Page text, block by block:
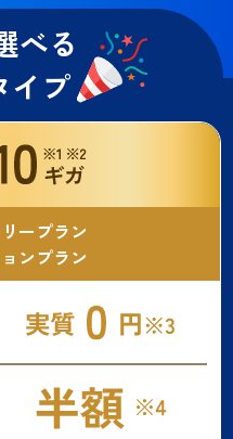
べる
イプ
ープラン
ンプラン